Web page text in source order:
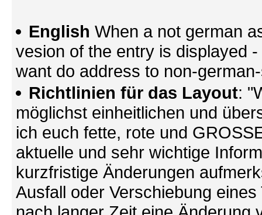
English When a not german
vesion of the entry is displayed
want do address to non-
Richtlinien für das Layout:
möglichst einheitlichen und
ich euch fette, rote und
aktuelle und sehr wichtige
kurzfristige Änderungen
Ausfall oder Verschiebung